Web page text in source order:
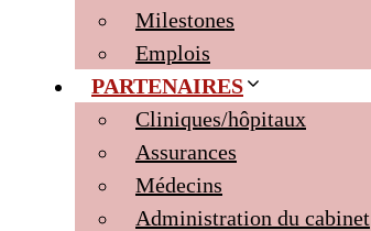
Milestones
Emplois
PARTENAIRES
Cliniques/hôpitaux
Assurances
Médecins
Administration du cabinet